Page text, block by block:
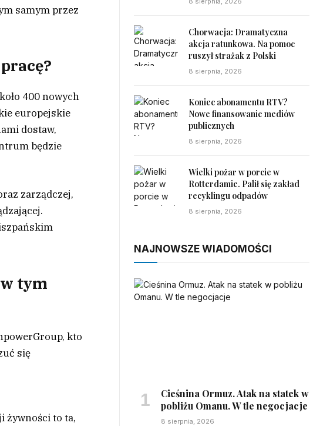
samym przez
400 nowych
europejskie
dostaw,
będzie
zarządczej,
tym
kto
się
żywności to ta,
Chorwacja: Dramatyczna
akcja ratunkowa. Na pomoc
ruszył strażak z Polski
8 sierpnia, 2026
Koniec abonamentu RTV?
Nowe finansowanie mediów
publicznych
8 sierpnia, 2026
Wielki pożar w porcie w
Rotterdamie. Palił się zakład
recyklingu odpadów
8 sierpnia, 2026
NAJNOWSZE WIADOMOŚCI
Cieśnina Ormuz. Atak na statek w
pobliżu Omanu. W tle negocjacje
8 sierpnia, 2026